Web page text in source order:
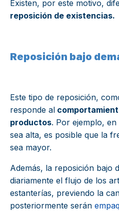
Existen, por este motivo,
reposición de existencias.
Reposición bajo
Este tipo de reposición,
responde al
productos. Por ejemplo,
sea alta, es posible que la
sea mayor.
Además, la reposición bajo
diariamente el flujo de los
estanterías, previendo la
posteriormente serán